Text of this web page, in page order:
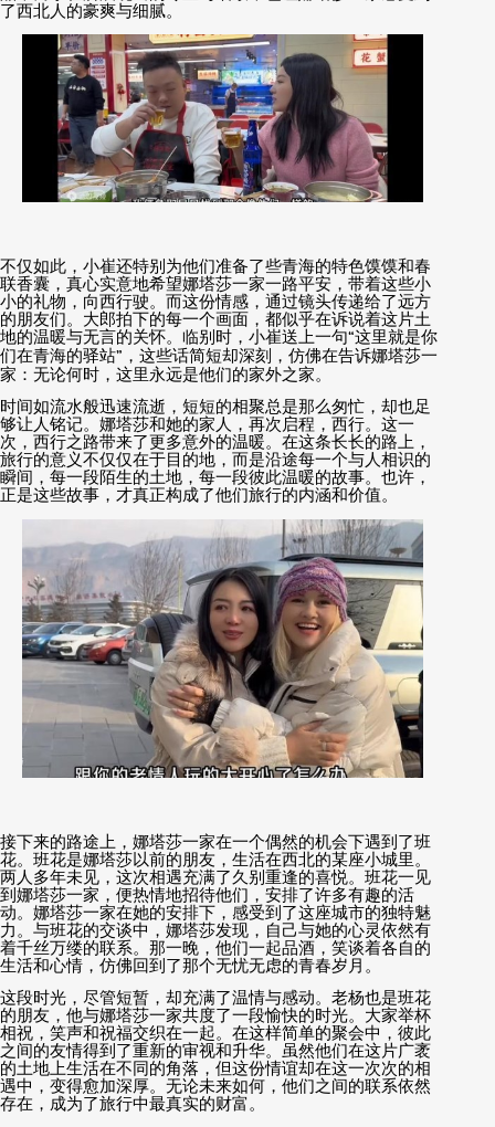
了西北人的豪爽与细腻。
不仅如此，小崔还特别为他们准备了些青海的特色馍馍和春
联香囊，真心实意地希望娜塔莎一家一路平安，带着这些小
小的礼物，向西行驶。而这份情感，通过镜头传递给了远方
的朋友们。大郎拍下的每一个画面，都似乎在诉说着这片土
地的温暖与无言的关怀。临别时，小崔送上一句“这里就是你
们在青海的驿站” ，这些话简短却深刻，仿佛在告诉娜塔莎一
家：无论何时，这里永远是他们的家外之家。
时间如流水般迅速流逝，短短的相聚总是那么匆忙，却也足
够让人铭记。娜塔莎和她的家人，再次启程，西行。这一
次，西行之路带来了更多意外的温暖。在这条长长的路上，
旅行的意义不仅仅在于目的地，而是沿途每一个与人相识的
瞬间，每一段陌生的土地，每一段彼此温暖的故事。也许，
正是这些故事，才真正构成了他们旅行的内涵和价值。
接下来的路途上，娜塔莎一家在一个偶然的机会下遇到了班
花。班花是娜塔莎以前的朋友，生活在西北的某座小城里。
两人多年未见，这次相遇充满了久别重逢的喜悦。班花一见
到娜塔莎一家，便热情地招待他们，安排了许多有趣的活
动。娜塔莎一家在她的安排下，感受到了这座城市的独特魅
力。与班花的交谈中，娜塔莎发现，自己与她的心灵依然有
着千丝万缕的联系。那一晚，他们一起品酒，笑谈着各自的
生活和心情，仿佛回到了那个无忧无虑的青春岁月。
这段时光，尽管短暂，却充满了温情与感动。老杨也是班花
的朋友，他与娜塔莎一家共度了一段愉快的时光。大家举杯
相祝，笑声和祝福交织在一起。在这样简单的聚会中，彼此
之间的友情得到了重新的审视和升华。虽然他们在这片广袤
的土地上生活在不同的角落，但这份情谊却在这一次次的相
遇中，变得愈加深厚。无论未来如何，他们之间的联系依然
存在，成为了旅行中最真实的财富。